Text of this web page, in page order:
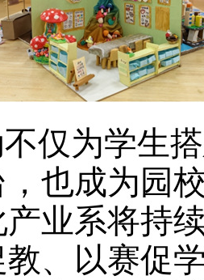
不仅为学生
，也成为园
产业系将持
、以赛促